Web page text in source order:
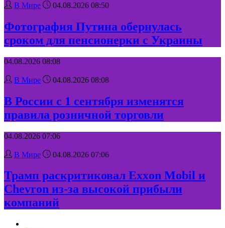
В Мире 04.08.2026 08:50
Фотография Путина обернулась
сроком для пенсионерки с Украины
04.08.2026 08:08
В Мире 04.08.2026 08:08
В России с 1 сентября изменятся
правила розничной торговли
04.08.2026 07:06
В Мире 04.08.2026 07:06
Трамп раскритиковал Exxon Mobil и
Chevron из-за высокой прибыли
компаний